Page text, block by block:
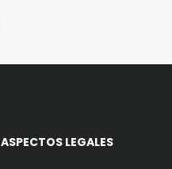
ASPECTOS LEGALES